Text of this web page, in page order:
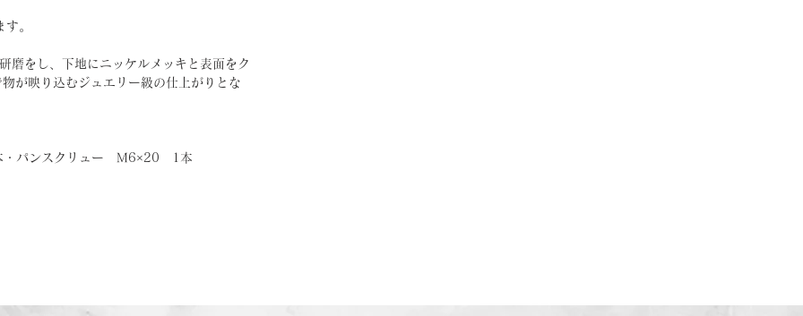
。
磨をし、下地にニッケルメッキと表面をク
が映り込むジュエリー級の仕上がりとな
パンスクリュー M6×20 1本